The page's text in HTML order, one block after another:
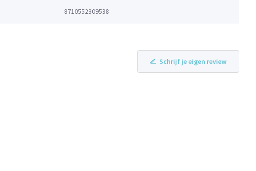
8710552309538
Schrijf je eigen review